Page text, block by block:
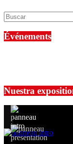
Événements
Nuestra